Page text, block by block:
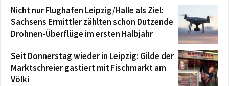
Nicht nur Flughafen Leipzig/Halle als Ziel:
Sachsens Ermittler zählten schon Dutzende
Drohnen-Überflüge im ersten Halbjahr
Seit Donnerstag wieder in Leipzig: Gilde der
Marktschreier gastiert mit Fischmarkt am
Völki